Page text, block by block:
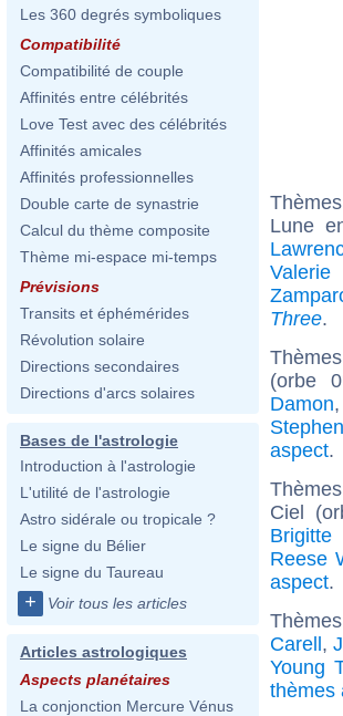
Les 360 degrés symboliques
Compatibilité
Compatibilité de couple
Affinités entre célébrités
Love Test avec des célébrités
Affinités amicales
Affinités professionnelles
Double carte de synastrie
Calcul du thème composite
Thème mi-espace mi-temps
Prévisions
Transits et éphémérides
Révolution solaire
Directions secondaires
Directions d'arcs solaires
Bases de l'astrologie
Introduction à l'astrologie
L'utilité de l'astrologie
Astro sidérale ou tropicale ?
Le signe du Bélier
Le signe du Taureau
+ Voir tous les articles
Articles astrologiques
Aspects planétaires
La conjonction Mercure Vénus
Lune
Three.
(orbe
Damon,
aspect.
Ciel
Brigitte
Reese
aspect.
Carell,
Young
thèmes